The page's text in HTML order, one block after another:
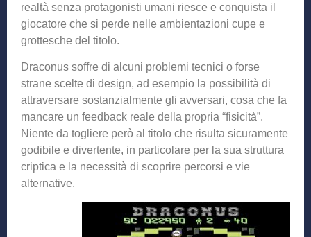
realtà senza protagonisti umani riesce e conquista il
giocatore che si perde nelle ambientazioni cupe e
grottesche del titolo.
Draconus soffre di alcuni problemi tecnici o forse
strane scelte di design, ad esempio la possibilità di
attraversare sostanzialmente gli avversari, cosa che fa
mancare un feedback reale della propria “fisicità”.
Niente da togliere però al titolo che risulta sicuramente
godibile e divertente, in particolare per la sua struttura
criptica e la necessità di scoprire percorsi e vie
alternative.